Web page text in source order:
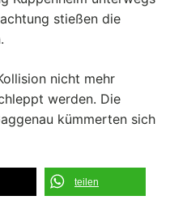
stießen die
nicht mehr
werden. Die
kümmerten sich
teilen